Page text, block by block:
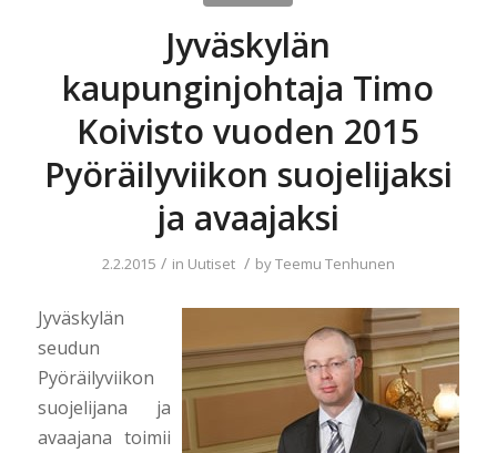
Jyväskylän
kaupunginjohtaja Timo
Koivisto vuoden 2015
Pyöräilyviikon suojelijaksi
ja avaajaksi
2.2.2015 / in Uutiset / byTeemu Tenhunen
Jyväskylän
seudun
Pyöräilyviikon
suojelijana ja
avaajana toimii